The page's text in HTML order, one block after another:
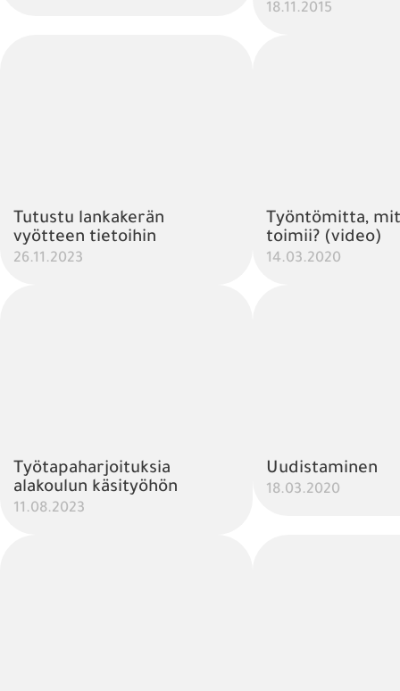
18.11.2015
Tutustu lankakerän
vyötteen tietoihin
26.11.2023
Työntömitta,
toimii? (video)
14.03.2020
Työtapaharjoituksia
alakoulun käsityöhön
11.08.2023
Uudistaminen
18.03.2020